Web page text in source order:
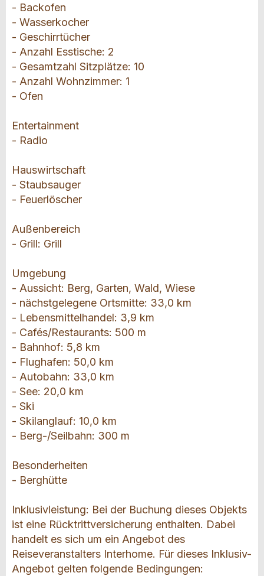
- Backofen
- Wasserkocher
- Geschirrtücher
- Anzahl Esstische: 2
- Gesamtzahl Sitzplätze: 10
- Anzahl Wohnzimmer: 1
- Ofen
Entertainment
- Radio
Hauswirtschaft
- Staubsauger
- Feuerlöscher
Außenbereich
- Grill: Grill
Umgebung
- Aussicht: Berg, Garten, Wald, Wiese
- nächstgelegene Ortsmitte: 33,0 km
- Lebensmittelhandel: 3,9 km
- Cafés/Restaurants: 500 m
- Bahnhof: 5,8 km
- Flughafen: 50,0 km
- Autobahn: 33,0 km
- See: 20,0 km
- Ski
- Skilanglauf: 10,0 km
- Berg-/Seilbahn: 300 m
Besonderheiten
- Berghütte
Inklusivleistung: Bei der Buchung dieses Objekts
ist eine Rücktrittversicherung enthalten. Dabei
handelt es sich um ein Angebot des
Reiseveranstalters Interhome. Für dieses Inklusiv-
Angebot gelten folgende Bedingungen: